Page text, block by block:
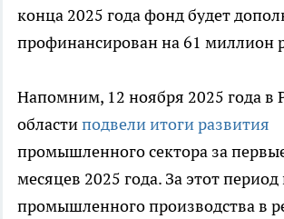
конца 2025 года фонд будет
профинансирован на 61 миллион
Напомним, 12 ноября 2025 года в
областиподвели итоги развития
промышленного сектора за
месяцев 2025 года. За этот период
промышленного производства в